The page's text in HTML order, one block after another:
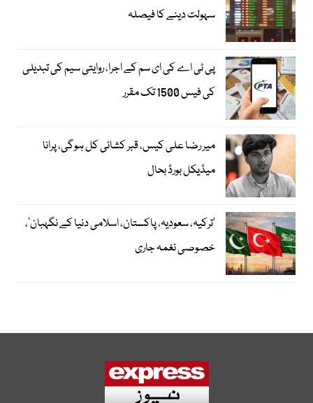
سہولت دینے کا فیصلہ
پی ٹی اے کی ای سم کے اجرا، روایتی سیم کی تبدیلی
کی فیس 1500 تک مقرر
میر رضا علی کیس، قبر کشائی کل ہوگی، پرانا
میڈیکل بورڈ بحال
‘ترکیہ، سعودیہ، پاکستان، اسلامی دنیا کے نگہبان’،
خصوصی نغمہ جاری